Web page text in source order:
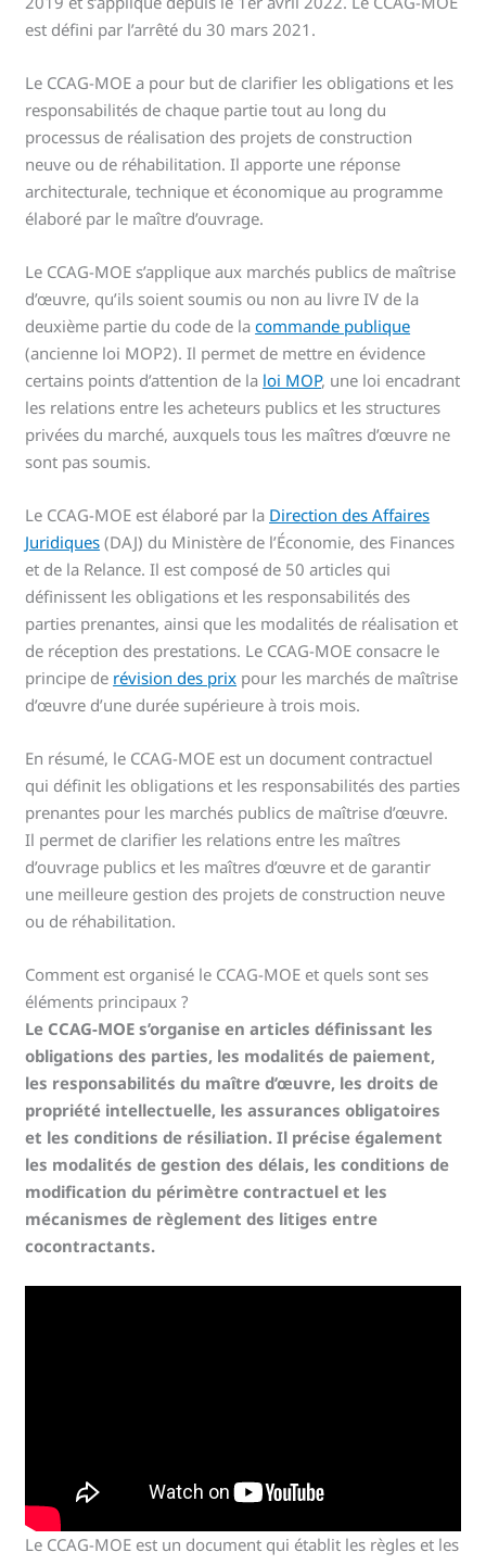
est défini par l’arrêté du 30 mars 2021.
Le CCAG-MOE a pour but de clarifier les obligations et les
responsabilités de chaque partie tout au long du
processus de réalisation des projets de construction
neuve ou de réhabilitation. Il apporte une réponse
architecturale, technique et économique au programme
élaboré par le maître d’ouvrage.
Le CCAG-MOE s’applique aux marchés publics de maîtrise
d’œuvre, qu’ils soient soumis ou non au livre IV de la
deuxième partie du code de lacommande publique
(ancienne loi MOP2). Il permet de mettre en évidence
certains points d’attention de la loi MOP, une loi encadrant
les relations entre les acheteurs publics et les structures
privées du marché, auxquels tous les maîtres d’œuvre ne
sont pas soumis.
Le CCAG-MOE est élaboré par la Direction des Affaires
Juridiques (DAJ) du Ministère de l’Économie, des Finances
et de la Relance. Il est composé de 50 articles qui
définissent les obligations et les responsabilités des
parties prenantes, ainsi que les modalités de réalisation et
de réception des prestations. Le CCAG-MOE consacre le
principe de révision des prix pour les marchés de maîtrise
d’œuvre d’une durée supérieure à trois mois.
En résumé, le CCAG-MOE est un document contractuel
qui définit les obligations et les responsabilités des parties
prenantes pour les marchés publics de maîtrise d’œuvre.
Il permet de clarifier les relations entre les maîtres
d’ouvrage publics et les maîtres d’œuvre et de garantir
une meilleure gestion des projets de construction neuve
ou de réhabilitation.
Comment est organisé le CCAG-MOE et quels sont ses
éléments principaux ?
Le CCAG-MOE s’organise en articles définissant les
obligations des parties, les modalités de paiement,
les responsabilités du maître d’œuvre, les droits de
propriété intellectuelle, les assurances obligatoires
et les conditions de résiliation. Il précise également
les modalités de gestion des délais, les conditions de
modification du périmètre contractuel et les
mécanismes de règlement des litiges entre
cocontractants.
Le CCAG-MOE est un document qui établit les règles et les